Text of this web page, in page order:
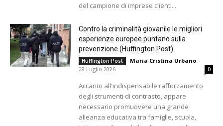
del campione di imprese clienti...
Contro la criminalità giovanile le migliori
esperienze europee puntano sulla
prevenzione (Huffington Post)
Huffington Post Maria Cristina Urbano -
28 Luglio 2026
0
Accanto all'indispensabile rafforzamento
degli strumenti di contrasto, appare
necessario promuovere una grande
alleanza educativa tra famiglie, scuola,